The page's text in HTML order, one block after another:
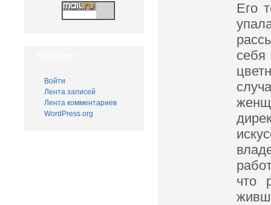
Его
что
Войти
Лента записей
Лента комментариев
WordPress.org